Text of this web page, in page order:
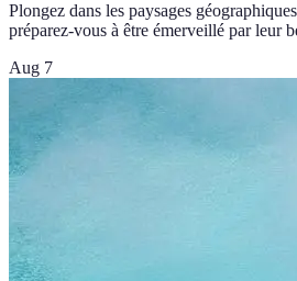
Plongez dans les paysages
préparez-vous à être émerveillé par leur
Aug 7